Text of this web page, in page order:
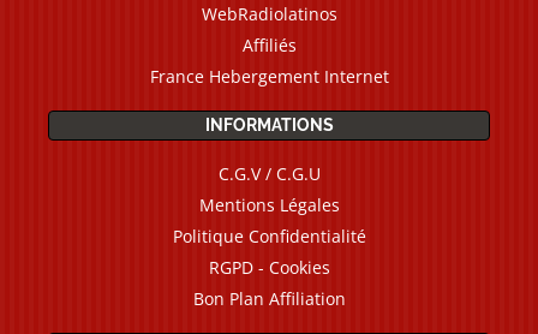
WebRadiolatinos
Affiliés
France Hebergement Internet
INFORMATIONS
C.G.V / C.G.U
Mentions Légales
Politique Confidentialité
RGPD - Cookies
Bon Plan Affiliation